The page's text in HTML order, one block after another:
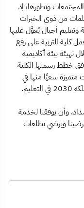
وتطورها؛ إذ
من ذوي الخبرات
أجيال يُعوَّل عليها
كلية التربية على رفع
بيئة أكاديمية
خطط رسمتها الكلية
متميزة سعيًا منها في
وأن يوفقنا لخدمة
ويرضي تطلعات